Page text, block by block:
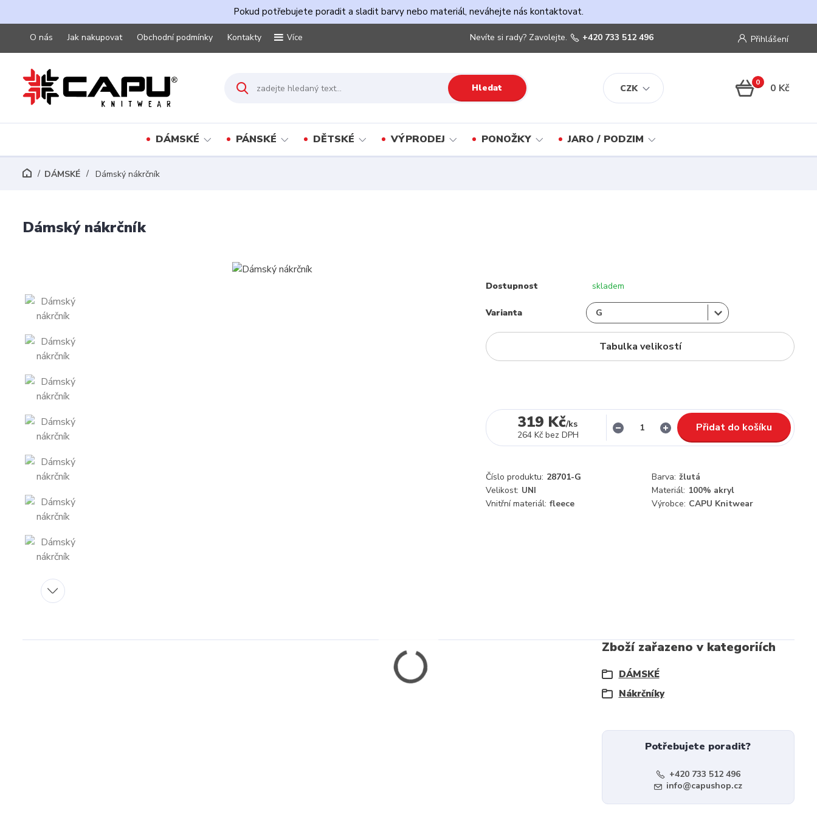
Pokud potřebujete poradit a sladit barvy nebo materiál, neváhejte nás kontaktovat.
O nás Jak nakupovat Obchodní podmínky Kontakty Více
CZK
Přihlášení
Hledat
Nevíte si rady? Zavolejte. +420 733 512 496
0 0 Kč
DÁMSKÉ PÁNSKÉ DĚTSKÉ VÝPRODEJ PONOŽKY JARO / PODZIM
DÁMSKÉ Dámský nákrčník
Dámský nákrčník
Dostupnost skladem
Varianta
Tabulka velikostí
319 Kč/ks
264 Kč bez DPH
Přidat do košíku
Číslo produktu: 28701-G Barva: žlutá
Velikost: UNI Materiál: 100% akryl
Vnitřní materiál: fleece Výrobce: CAPU Knitwear
Zboží zařazeno v kategoriích
DÁMSKÉ
Nákrčníky
Potřebujete poradit?
+420 733 512 496
info@capushop.cz